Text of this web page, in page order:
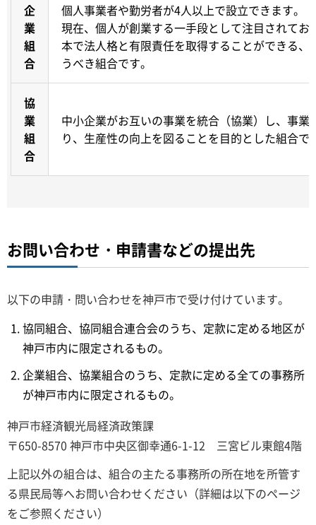
企
業
組
合
個人事業者や勤労者が4人以上で設立できます。
現在、個人が創業する一手段として注目されてお
本で法人格と有限責任を取得することができる、
うべき組合です。
協
業
組
合
中小企業がお互いの事業を統合（協業）し、事業
り、生産性の向上を図ることを目的とした組合で
お問い合わせ・申請書などの提出先
以下の申請・問い合わせを神戸市で受け付けています。
協同組合、協同組合連合会のうち、定款に定める地区が
神戸市内に限定されるもの。
企業組合、協業組合のうち、定款に定める全ての事務所
が神戸市内に限定されるもの。
神戸市経済観光局経済政策課
〒650-8570 神戸市中央区御幸通6-1-12 三宮ビル東館4階
上記以外の組合は、組合の主たる事務所の所在地を所管す
る県民局等へお問い合わせください（詳細は以下のページ
をご参照ください）